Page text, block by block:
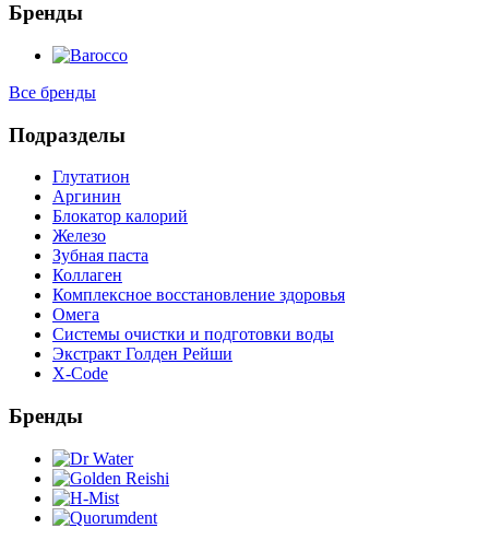
Бренды
Все бренды
Подразделы
Глутатион
Аргинин
Блокатор калорий
Железо
Зубная паста
Коллаген
Комплексное восстановление здоровья
Омега
Системы очистки и подготовки воды
Экстракт Голден Рейши
X-Code
Бренды